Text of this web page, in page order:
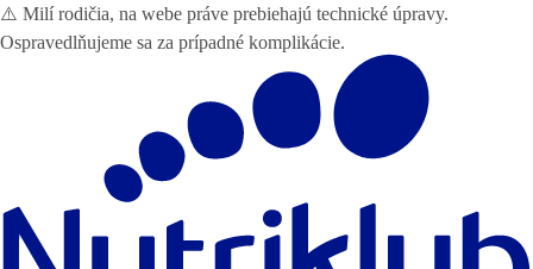
⚠️ Milí rodičia, na webe práve prebiehajú technické úpravy.
Ospravedlňujeme sa za prípadné komplikácie.